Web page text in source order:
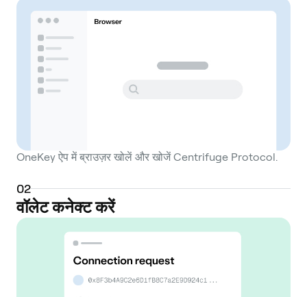
OneKey ऐप में ब्राउज़र खोलें और खोजें Centrifuge Protocol.
02
वॉलेट कनेक्ट करें